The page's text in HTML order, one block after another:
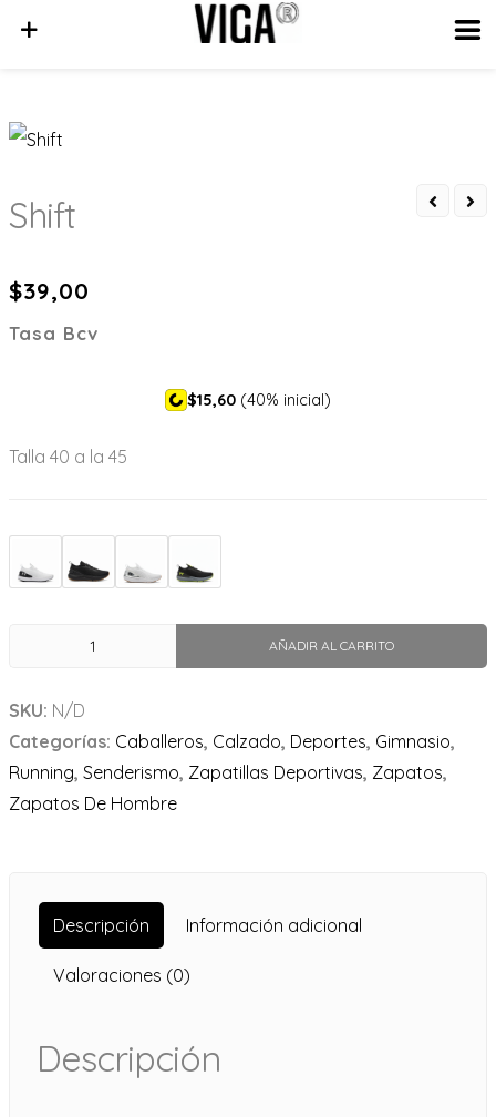
Shift
$39,00
Tasa Bcv
$15,60 (40% inicial)
Talla 40 a la 45
AÑADIR AL CARRITO
SKU: N/D
Categorías: Caballeros, Calzado, Deportes, Gimnasio,
Running, Senderismo, Zapatillas Deportivas, Zapatos,
Zapatos De Hombre
Descripción Información adicional
Valoraciones (0)
Descripción